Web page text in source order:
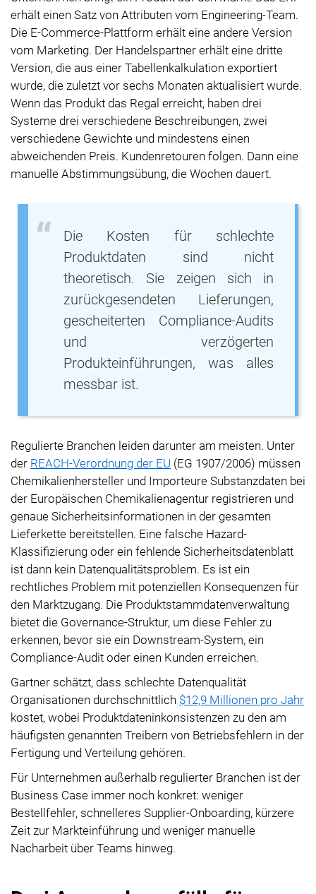
erhält einen Satz von Attributen vom Engineering-Team.
Die E-Commerce-Plattform erhält eine andere Version
vom Marketing. Der Handelspartner erhält eine dritte
Version, die aus einer Tabellenkalkulation exportiert
wurde, die zuletzt vor sechs Monaten aktualisiert wurde.
Wenn das Produkt das Regal erreicht, haben drei
Systeme drei verschiedene Beschreibungen, zwei
verschiedene Gewichte und mindestens einen
abweichenden Preis. Kundenretouren folgen. Dann eine
manuelle Abstimmungsübung, die Wochen dauert.
Die Kosten für schlechte
Produktdaten sind nicht
theoretisch. Sie zeigen sich in
zurückgesendeten Lieferungen,
gescheiterten Compliance-Audits
und verzögerten
Produkteinführungen, was alles
messbar ist.
Regulierte Branchen leiden darunter am meisten. Unter
der REACH-Verordnung der EU (EG 1907/2006) müssen
Chemikalienhersteller und Importeure Substanzdaten bei
der Europäischen Chemikalienagentur registrieren und
genaue Sicherheitsinformationen in der gesamten
Lieferkette bereitstellen. Eine falsche Hazard-
Klassifizierung oder ein fehlende Sicherheitsdatenblatt
ist dann kein Datenqualitätsproblem. Es ist ein
rechtliches Problem mit potenziellen Konsequenzen für
den Marktzugang. Die Produktstammdatenverwaltung
bietet die Governance-Struktur, um diese Fehler zu
erkennen, bevor sie ein Downstream-System, ein
Compliance-Audit oder einen Kunden erreichen.
Gartner schätzt, dass schlechte Datenqualität
Organisationen durchschnittlich $12,9 Millionen pro Jahr
kostet, wobei Produktdateninkonsistenzen zu den am
häufigsten genannten Treibern von Betriebsfehlern in der
Fertigung und Verteilung gehören.
Für Unternehmen außerhalb regulierter Branchen ist der
Business Case immer noch konkret: weniger
Bestellfehler, schnelleres Supplier-Onboarding, kürzere
Zeit zur Markteinführung und weniger manuelle
Nacharbeit über Teams hinweg.